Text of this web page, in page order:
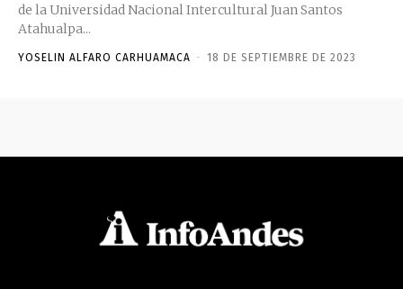
de la Universidad Nacional Intercultural Juan Santos
Atahualpa...
YOSELIN ALFARO CARHUAMACA - 18 DE SEPTIEMBRE DE 2023